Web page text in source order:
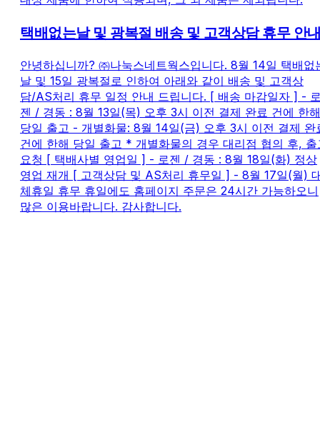
택배없는날 및 광복절 배송 및 고객상담 휴무 안
안녕하십니까? ㈜나눅스네트웍스입니다. 8월 14일 택배없
날 및 15일 광복절로 인하여 아래와 같이 배송 및 고객상
담/AS처리 휴무 일정 안내 드립니다. [ 배송 마감일자 ] -
젠 / 경동 : 8월 13일(목) 오후 3시 이전 결제 완료 건에 한해
당일 출고 - 개별화물: 8월 14일(금) 오후 3시 이전 결제 완
건에 한해 당일 출고 * 개별화물의 경우 대리점 협의 후, 출
요청 [ 택배사별 영업일 ] - 로젠 / 경동 : 8월 18일(화) 정상
영업 재개 [ 고객상담 및 AS처리 휴무일 ] - 8월 17일(월)
체휴일 휴무 휴일에도 홈페이지 주문은 24시간 가능하오니
많은 이용바랍니다. 감사합니다.